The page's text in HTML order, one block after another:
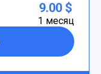
9.00 $
1 месяц